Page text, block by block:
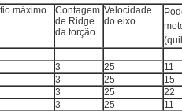
máximo
Contagem
de Ridge
da torção
Velocidade
do eixo
3 25
11
3 25
15
3 25
22
3 25
11